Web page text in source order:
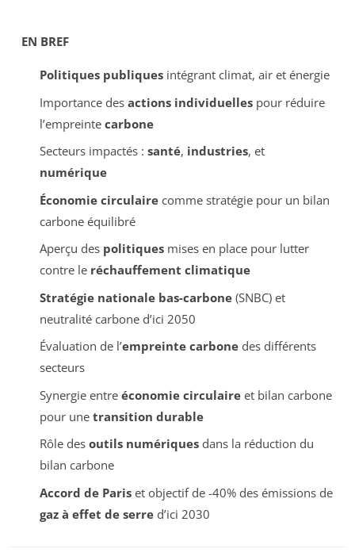
EN BREF
Politiques publiquesintégrant climat, air et énergie
Importance des actions individuellespour réduire
l’empreinte carbone
Secteurs impactés : santé, industries, et
numérique
Économie circulairecomme stratégie pour un bilan
carbone équilibré
Aperçu des politiquesmises en place pour lutter
contre le réchauffement climatique
Stratégie nationale bas-carbone(SNBC) et
neutralité carbone d’ici 2050
Évaluation de l’empreinte carbonedes différents
secteurs
Synergie entre économie circulaireet bilan carbone
pour une transition durable
Rôle des outils numériquesdans la réduction du
bilan carbone
Accord de Pariset objectif de -40% des émissions de
gaz à effet de serred’ici 2030